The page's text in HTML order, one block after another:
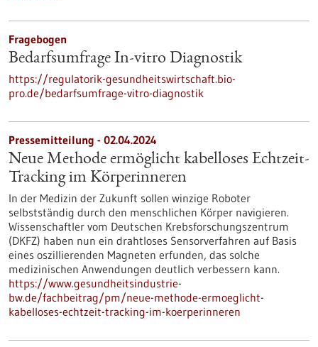
Fragebogen
Bedarfsumfrage In-vitro Diagnostik
https://regulatorik-gesundheitswirtschaft.bio-
pro.de/bedarfsumfrage-vitro-diagnostik
Pressemitteilung - 02.04.2024
Neue Methode ermöglicht kabelloses Echtzeit-
Tracking im Körperinneren
In der Medizin der Zukunft sollen winzige Roboter
selbstständig durch den menschlichen Körper navigieren.
Wissenschaftler vom Deutschen Krebsforschungszentrum
(DKFZ) haben nun ein drahtloses Sensorverfahren auf Basis
eines oszillierenden Magneten erfunden, das solche
medizinischen Anwendungen deutlich verbessern kann.
https://www.gesundheitsindustrie-
bw.de/fachbeitrag/pm/neue-methode-ermoeglicht-
kabelloses-echtzeit-tracking-im-koerperinneren